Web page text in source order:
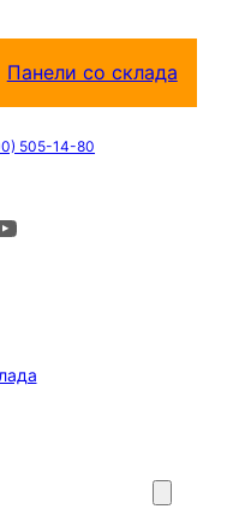
Панели со склада
505-14-80